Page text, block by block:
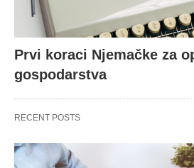
Prvi koraci Njemačke za
gospodarstva
RECENT POSTS